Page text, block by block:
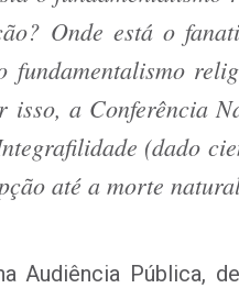
Onde está o
isso, a Conferência
(dado
até a morte
Audiência Pública,